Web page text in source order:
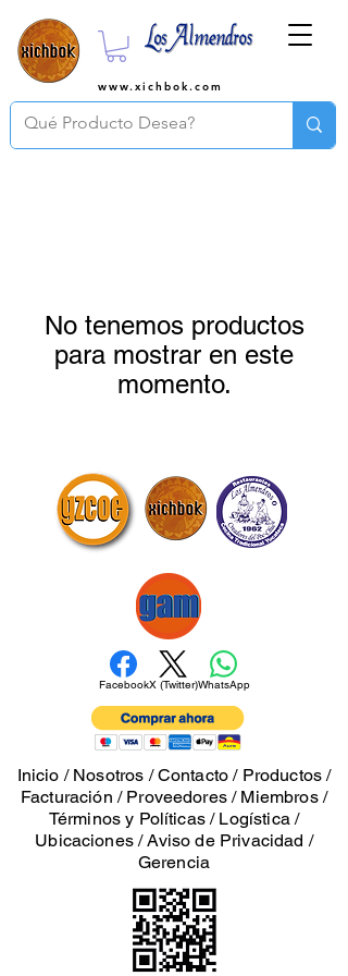
www.xichbok.com
No tenemos productos
para mostrar en este
momento.
FacebookX (Twitter)WhatsApp
Inicio / Nosotros /Contacto / Productos /
Facturación / Proveedores/ Miembros/
Términos y Políticas/ Logística /
Ubicaciones/Aviso de Privacidad /
Gerencia